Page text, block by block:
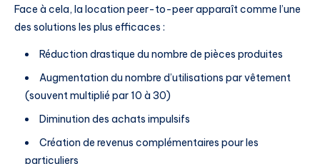
Face à cela, la location peer-to-peer apparaît comme l’une
des solutions les plus efficaces :
Réduction drastique du nombre de pièces produites
Augmentation du nombre d’utilisations par vêtement
(souvent multiplié par 10 à 30)
Diminution des achats impulsifs
Création de revenus complémentaires pour les
particuliers